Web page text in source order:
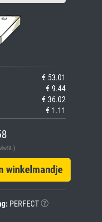
€ 53.01
€ 9.44
€ 36.02
€ 1.11
winkelmandje
PERFECT